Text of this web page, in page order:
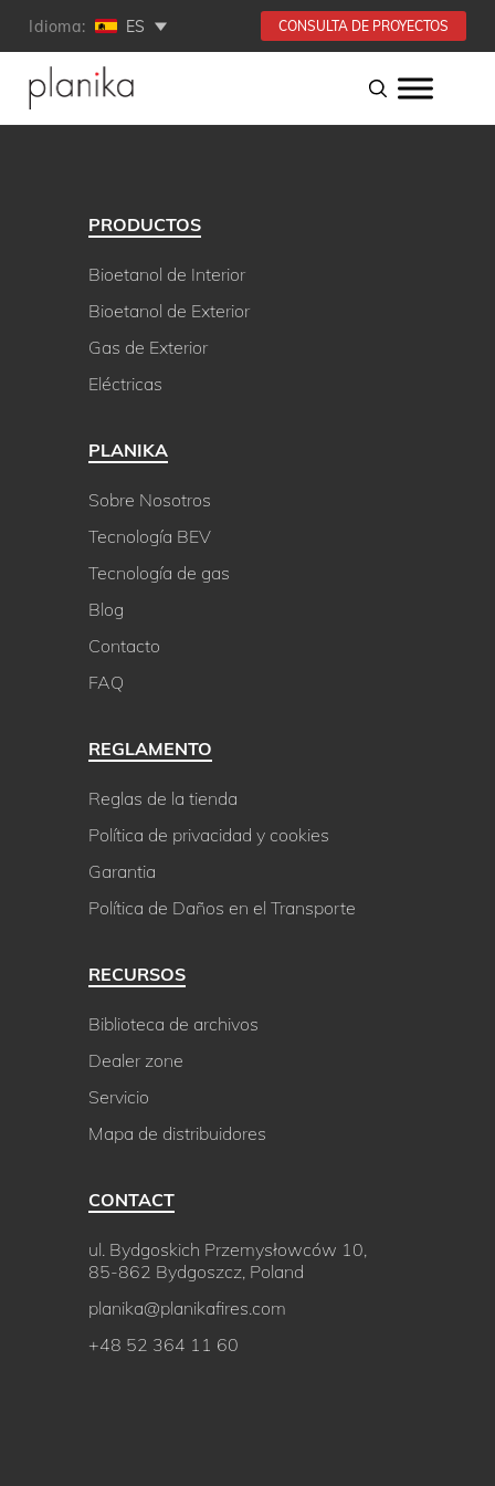
Idioma: ES CONSULTA DE PROYECTOS
PRODUCTOS
Bioetanol de Interior
Bioetanol de Exterior
Gas de Exterior
Eléctricas
PLANIKA
Sobre Nosotros
Tecnología BEV
Tecnología de gas
Blog
Contacto
FAQ
REGLAMENTO
Reglas de la tienda
Política de privacidad y cookies
Garantia
Política de Daños en el Transporte
RECURSOS
Biblioteca de archivos
Dealer zone
Servicio
Mapa de distribuidores
CONTACT
ul. Bydgoskich Przemysłowców 10,
85-862 Bydgoszcz, Poland
planika@planikafires.com
+48 52 364 11 60